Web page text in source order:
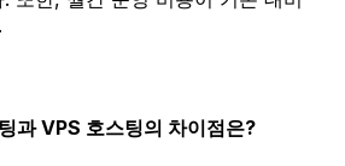
과 VPS 호스팅의 차이점은?